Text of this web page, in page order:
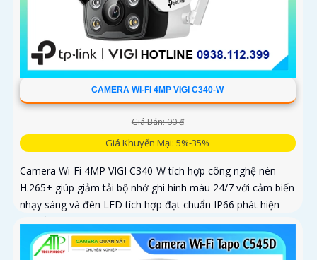
CAMERA WI-FI 4MP VIGI C340-W
Giá Bán: 00 ₫
Giá Khuyến Mại: 5%-35%
Camera Wi-Fi 4MP VIGI C340-W tích hợp công nghệ nén
H.265+ giúp giảm tải bộ nhớ ghi hình màu 24/7 với cảm biến
nhạy sáng và đèn LED tích hợp đạt chuẩn IP66 phát hiện
chuyển động phát hiện con người vượt ranh giới xâm nhập
giả mạo kiểm soát toàn bộ từ xa bằng VIGI App